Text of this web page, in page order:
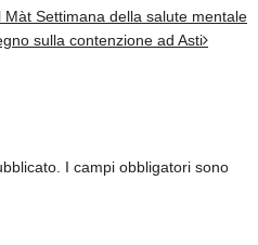
Settimana della salute mentale
sulla contenzione ad Asti
I campi obbligatori sono